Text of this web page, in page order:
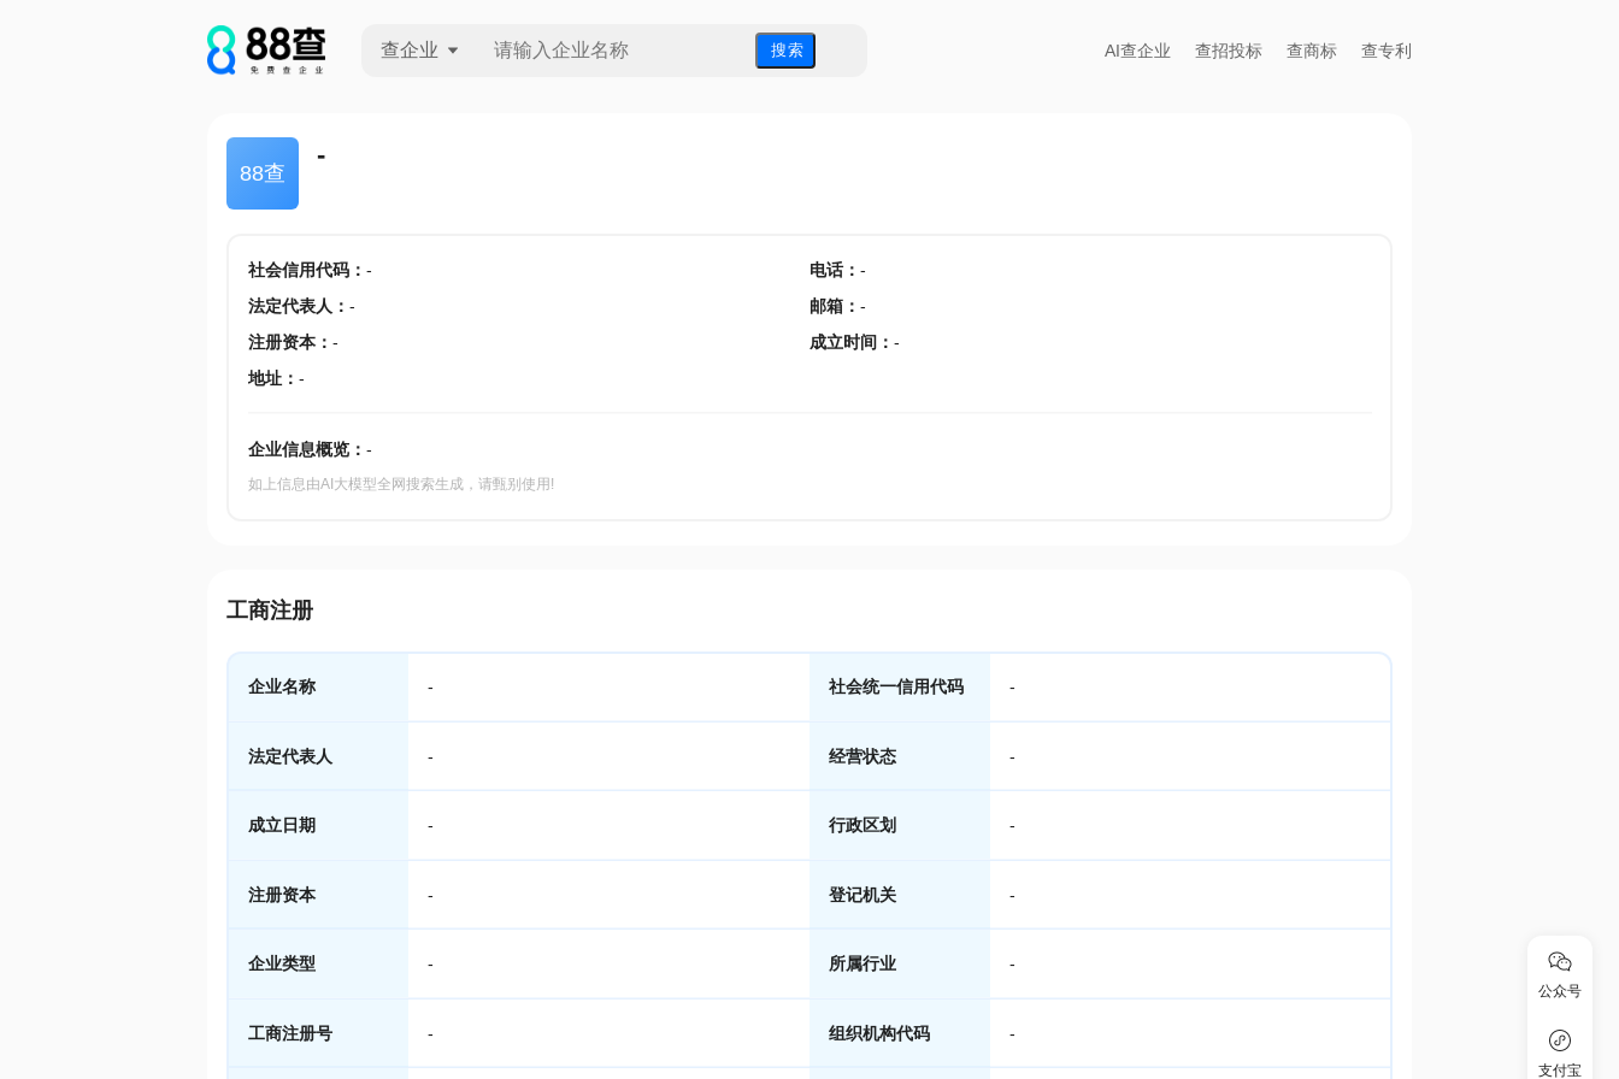
查企业 搜 索 AI查企业 查招投标 查商标 查专利
88查
-
社会信用代码： - 电话： -
法定代表人 ： - 邮箱 ： -
注册资本： - 成立时间 ： -
地址： -
企业信息概览： -
如上信息由AI大模型全网搜索生成，请甄别使用!
工商注册
企业名称 - 社会统一信用代码 -
法定代表人 - 经营状态 -
成立日期 - 行政区划 -
注册资本 - 登记机关 -
企业类型 - 所属行业 -
工商注册号 - 组织机构代码 -
公众号
支付宝